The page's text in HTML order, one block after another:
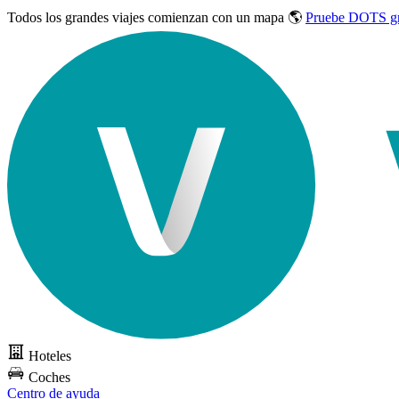
Todos los grandes viajes comienzan con un mapa 🌎 Pruebe DOTS
Hoteles
Coches
Centro de ayuda